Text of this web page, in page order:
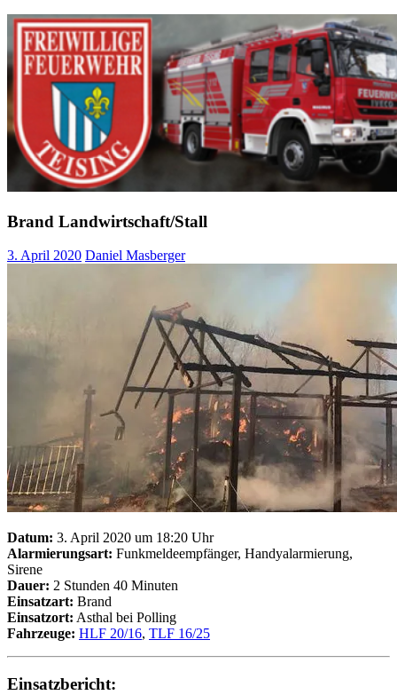
Brand Landwirtschaft/Stall
3. April 2020 Daniel Masberger
Datum: 3. April 2020 um 18:20 Uhr
Alarmierungsart: Funkmeldeempfänger, Handyalarmierung,
Sirene
Dauer: 2 Stunden 40 Minuten
Einsatzart: Brand
Einsatzort: Asthal bei Polling
Fahrzeuge: HLF 20/16, TLF 16/25
Einsatzbericht: